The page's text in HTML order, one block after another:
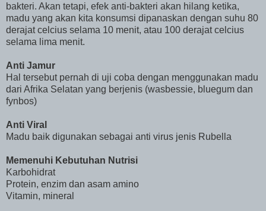
bakteri. Akan tetapi, efek anti-bakteri akan hilang ketika,
madu yang akan kita konsumsi dipanaskan dengan suhu 80
derajat celcius selama 10 menit, atau 100 derajat celcius
selama lima menit.
Anti Jamur
Hal tersebut pernah di uji coba dengan menggunakan madu
dari Afrika Selatan yang berjenis (wasbessie, bluegum dan
fynbos)
Anti Viral
Madu baik digunakan sebagai anti virus jenis Rubella
Memenuhi Kebutuhan Nutrisi
Karbohidrat
Protein, enzim dan asam amino
Vitamin, mineral